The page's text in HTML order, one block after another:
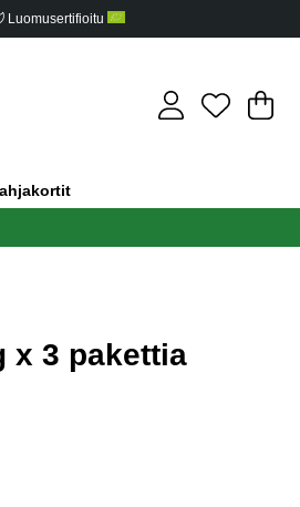
Luomusertifioitu
.
x 3 pakettia